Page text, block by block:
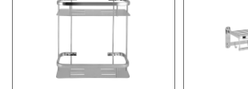
เมลามีนวีเนีย Midnight Black